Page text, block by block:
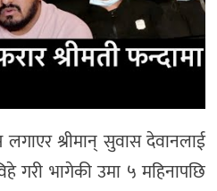
श्रीमान् सुवास देवानलाई
गरी भागेकी उमा ५ महिनापछि